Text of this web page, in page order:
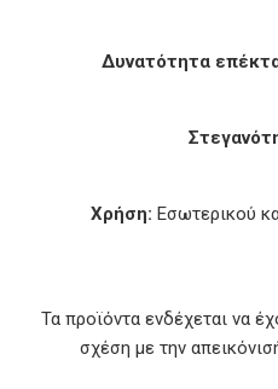
Δυνατότητα
Χρήση: Εσωτερικού
Τα προϊόντα ενδέχεται να
σχέση με την